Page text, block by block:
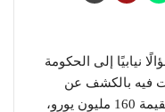
نيابيًا إلى الحكومة
فيه بالكشف عن
تفاصيل حزمة الدعم الأوروبية المعلنة بقيمة 160 مليون يورو،